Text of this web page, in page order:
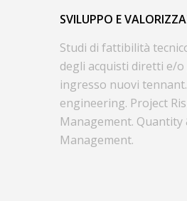
SVILUPPO E
Studi di fattibilità
degli acquisti diretti e/o
ingresso nuovi
engineering. Project
Management.
Management.